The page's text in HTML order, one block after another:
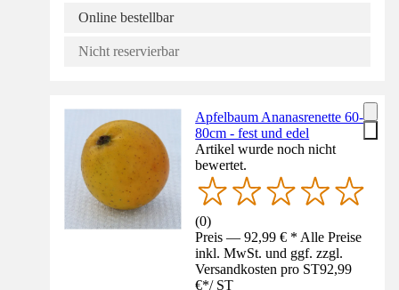
Online bestellbar
Nicht reservierbar
Apfelbaum Ananasrenette 60-
80cm - fest und edel
Artikel wurde noch nicht
bewertet.
(0)
Preis — 92,99 € * Alle Preise
inkl. MwSt. und ggf. zzgl.
Versandkosten pro ST92,99
€*/ ST